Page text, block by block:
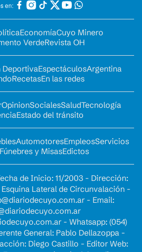
en:
EconomíaCuyo Minero
VerdeRevista OH
DeportivaEspectáculosArgentina
RecetasEn las redes
OpinionSocialesSaludTecnología
Estado del tránsito
AutomotoresEmpleosServicios
y MisasEdictos
de Inicio: 11/2003 - Dirección:
Esquina Lateral de Circunvalación -
- Email:
- Whatsapp: (054)
General: Pablo Dellazoppa -
Diego Castillo - Editor Web: